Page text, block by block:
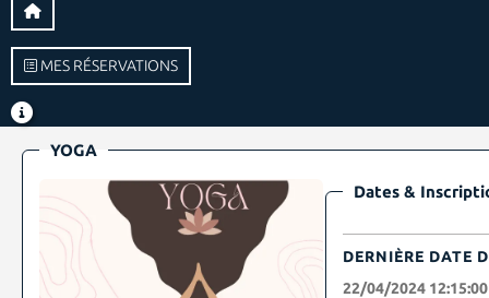
MES RÉSERVATIONS
YOGA
Dates &
DERNIÈRE DATE
22/04/2024 12:15:00